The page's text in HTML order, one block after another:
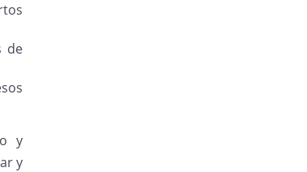
de
y
y